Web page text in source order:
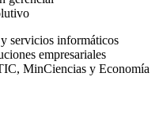
servicios informáticos
empresariales
MinCiencias y Economía